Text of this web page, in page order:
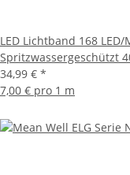
LED Lichtband 168
Spritzwassergeschützt
34,99 € *
7,00 € pro 1 m